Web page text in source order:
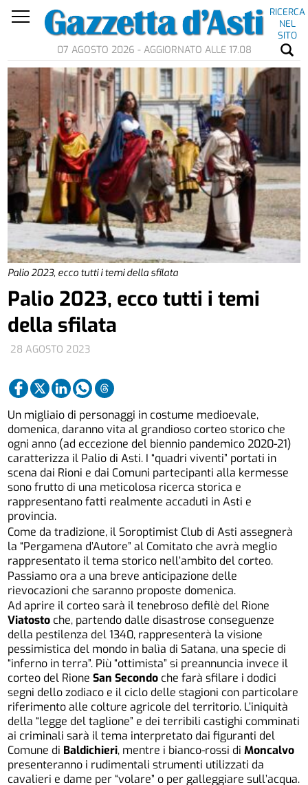
RICERCA
NEL
SITO
07 AGOSTO 2026 - AGGIORNATO ALLE 17.08
Palio 2023, ecco tutti i temi della sfilata
28 AGOSTO 2023
Palio 2023, ecco tutti i temi
della sfilata
Un migliaio di personaggi in costume medioevale,
domenica, daranno vita al grandioso corteo storico che
ogni anno (ad eccezione del biennio pandemico 2020-21)
caratterizza il Palio di Asti. I “quadri viventi” portati in
scena dai Rioni e dai Comuni partecipanti alla kermesse
sono frutto di una meticolosa ricerca storica e
rappresentano fatti realmente accaduti in Asti e
provincia.
Come da tradizione, il Soroptimist Club di Asti assegnerà
la “Pergamena d’Autore” al Comitato che avrà meglio
rappresentato il tema storico nell’ambito del corteo.
Passiamo ora a una breve anticipazione delle
rievocazioni che saranno proposte domenica.
Ad aprire il corteo sarà il tenebroso defilè del Rione
Viatosto che, partendo dalle disastrose conseguenze
della pestilenza del 1340, rappresenterà la visione
pessimistica del mondo in balìa di Satana, una specie di
“inferno in terra”. Più “ottimista” si preannuncia invece il
corteo del RioneSan Secondo che farà sfilare i dodici
segni dello zodiaco e il ciclo delle stagioni con particolare
riferimento alle colture agricole del territorio. L’iniquità
della “legge del taglione” e dei terribili castighi comminati
ai criminali sarà il tema interpretato dai figuranti del
Comune di Baldichieri, mentre i bianco-rossi diMoncalvo
presenteranno i rudimentali strumenti utilizzati da
cavalieri e dame per “volare” o per galleggiare sull’acqua.